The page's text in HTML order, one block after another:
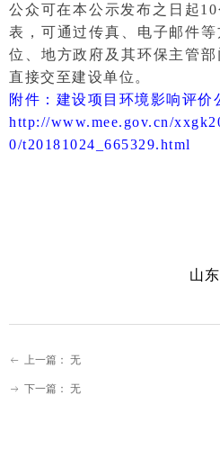
公众可在本公示发布之日起
表，可通过传真、电子邮件
位、地方政府及其环保主管
直接交至建设单位。
附件：建设项目环境影响评价
http://www.mee.gov.cn/
0/t20181024_665329.html
山
ꂃ 上一篇： 无
ꁹ 下一篇： 无